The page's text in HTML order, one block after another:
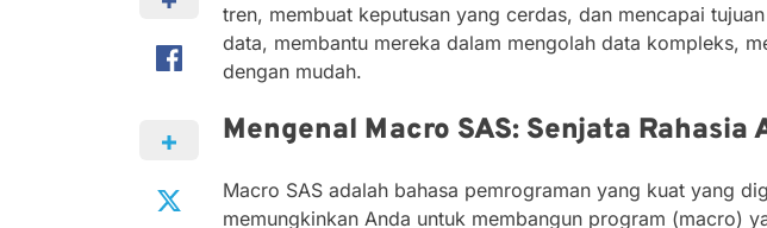
tren, membuat keputusan yang cerdas, dan mencapai
data, membantu mereka dalam mengolah data kompleks,
dengan mudah.
Mengenal Macro SAS: Senjata Rahasia
Macro SAS adalah bahasa pemrograman yang kuat yang
memungkinkan Anda untuk membangun program (macro)